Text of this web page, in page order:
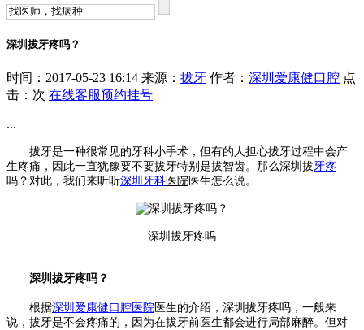
深圳拔牙疼吗？
时间：2017-05-23 16:14 来源： 拔牙 作者： 深圳爱康健口腔 点
击： 次 在线客服预约挂号
...
拔牙是一种很常见的牙科小手术，但有的人担心拔牙过程中会产
生疼痛，因此一直犹豫要不要拔牙特别是拔智齿。那么深圳拔牙疼
吗？对此，我们来听听深圳牙科 医院 医生怎么说。
深圳拔牙疼吗
深圳拔牙疼吗？
根据深圳爱康健口腔医院 医生的介绍，深圳拔牙疼吗，一般来
说，拔牙是不会疼痛的，因为在拔牙前医生都会进行局部麻醉。但对